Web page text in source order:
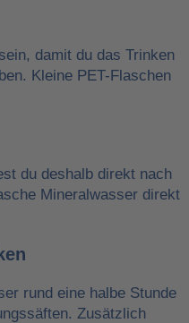
damit du das Trinken
Kleine PET-Flaschen
du deshalb direkt nach
Mineralwasser direkt
rund eine halbe Stunde
Zusätzlich